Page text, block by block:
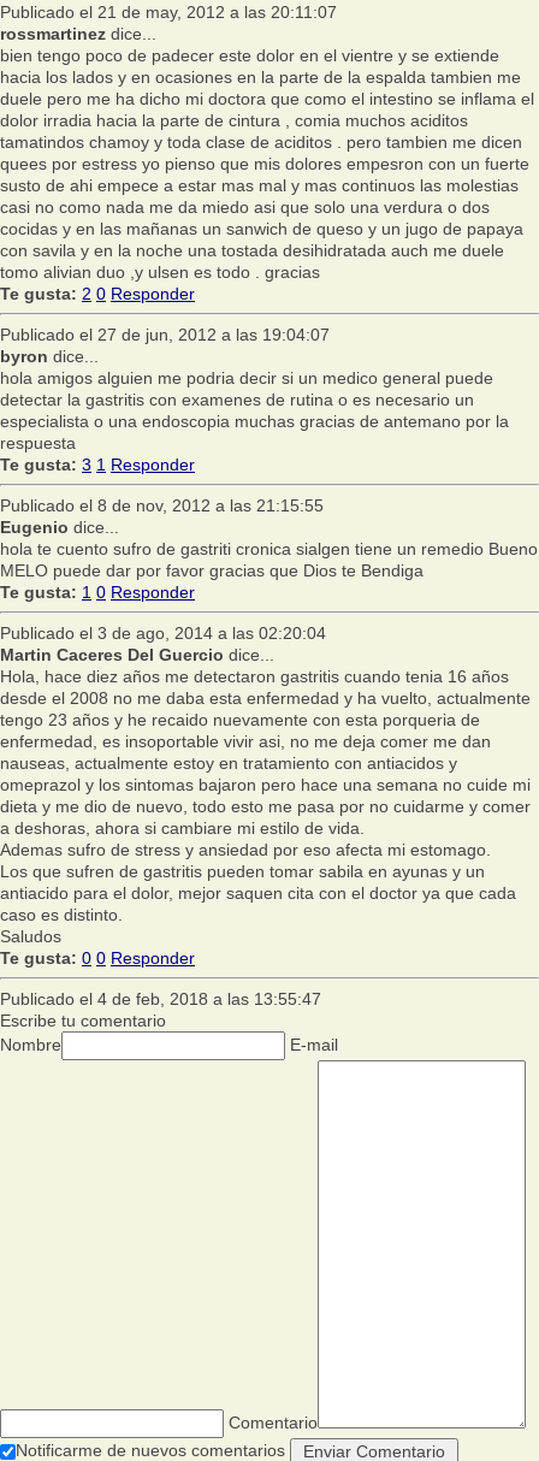
Publicado el 21 de may, 2012 a las 20:11:07
rossmartinez dice...
bien tengo poco de padecer este dolor en el vientre y se extiende
hacia los lados y en ocasiones en la parte de la espalda tambien me
duele pero me ha dicho mi doctora que como el intestino se inflama el
dolor irradia hacia la parte de cintura , comia muchos aciditos
tamatindos chamoy y toda clase de aciditos . pero tambien me dicen
quees por estress yo pienso que mis dolores empesron con un fuerte
susto de ahi empece a estar mas mal y mas continuos las molestias
casi no como nada me da miedo asi que solo una verdura o dos
cocidas y en las mañanas un sanwich de queso y un jugo de papaya
con savila y en la noche una tostada desihidratada auch me duele
tomo alivian duo ,y ulsen es todo . gracias
Te gusta: 2 0 Responder
Publicado el 27 de jun, 2012 a las 19:04:07
byron dice...
hola amigos alguien me podria decir si un medico general puede
detectar la gastritis con examenes de rutina o es necesario un
especialista o una endoscopia muchas gracias de antemano por la
respuesta
Te gusta: 3 1 Responder
Publicado el 8 de nov, 2012 a las 21:15:55
Eugenio dice...
hola te cuento sufro de gastriti cronica sialgen tiene un remedio Bueno
MELO puede dar por favor gracias que Dios te Bendiga
Te gusta: 1 0 Responder
Publicado el 3 de ago, 2014 a las 02:20:04
Martin Caceres Del Guercio dice...
Hola, hace diez años me detectaron gastritis cuando tenia 16 años
desde el 2008 no me daba esta enfermedad y ha vuelto, actualmente
tengo 23 años y he recaido nuevamente con esta porqueria de
enfermedad, es insoportable vivir asi, no me deja comer me dan
nauseas, actualmente estoy en tratamiento con antiacidos y
omeprazol y los sintomas bajaron pero hace una semana no cuide mi
dieta y me dio de nuevo, todo esto me pasa por no cuidarme y comer
a deshoras, ahora si cambiare mi estilo de vida.
Ademas sufro de stress y ansiedad por eso afecta mi estomago.
Los que sufren de gastritis pueden tomar sabila en ayunas y un
antiacido para el dolor, mejor saquen cita con el doctor ya que cada
caso es distinto.
Saludos
Te gusta: 0 0 Responder
Publicado el 4 de feb, 2018 a las 13:55:47
Escribe tu comentario
Nombre
E-mail
Comentario
Notificarme de nuevos comentarios